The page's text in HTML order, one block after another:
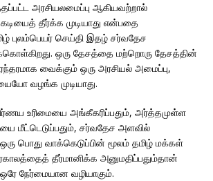
அரசியலமைப்பு ஆகியவற்றால்
தீர்க்க முடியாது என்பதை
புலம்பெயர் செய்தி இதழ் சர்வதேச
ஒரு தேசத்தை மற்றொரு தேசத்தின்
வைக்கும் ஒரு அரசியல் அமைப்பு,
வழங்க முடியாது.
உரிமையை அங்கீகரிப்பதும், அர்த்தமுள்ள
மீட்டெடுப்பதும், சர்வதேச அளவில்
பொது வாக்கெடுப்பின் மூலம் தமிழ் மக்கள்
தீர்மானிக்க அனுமதிப்பதும்தான்
நேர்மையான வழியாகும்.